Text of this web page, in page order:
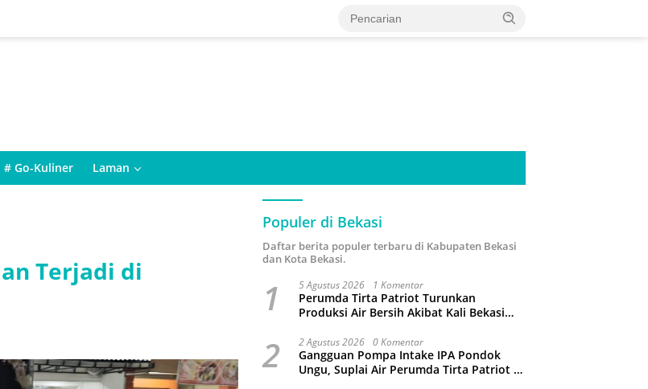
# Go-Kuliner Laman
Terjadi di
Populer di Bekasi
Daftar berita populer terbaru di Kabupaten Bekasi
dan Kota Bekasi.
1 5 Agustus 2026 1 Komentar
Perumda Tirta Patriot Turunkan
Produksi Air Bersih Akibat Kali Bekasi
2 2 Agustus 2026 0 Komentar
Gangguan Pompa Intake IPA Pondok
Ungu, Suplai Air Perumda Tirta Patriot di